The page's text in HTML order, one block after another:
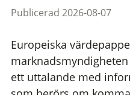
Publicerad 2026-08-07
Europeiska
ett uttalande med